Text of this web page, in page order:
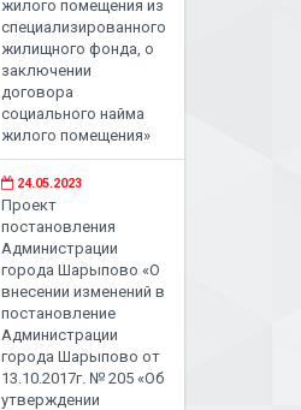
жилого помещения из
специализированного
жилищного фонда, о
заключении
договора
социального найма
жилого помещения»
24.05.2023
Проект
постановления
Администрации
города Шарыпово «О
внесении изменений в
постановление
Администрации
города Шарыпово от
13.10.2017г. № 205 «Об
утверждении